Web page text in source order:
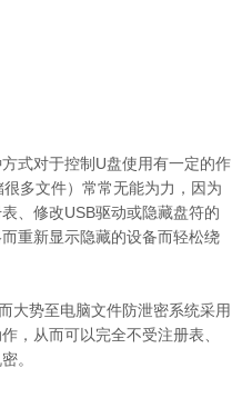
式对于控制U盘使用有一定的作
多文件）常常无能为力，因为
、修改USB驱动或隐藏盘符的
重新显示隐藏的设备而轻松绕
大势至电脑文件防泄密系统采用
，从而可以完全不受注册表、
。